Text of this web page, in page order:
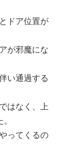
ドア位置が
が邪魔にな
い通過する
はなく、上
ってくるの